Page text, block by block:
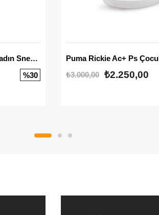
Mayze Stack Luxe Wns Kadın Sneaker
%30
Puma Rickie Ac+ Ps
₺3.000,00 ₺2.250,00